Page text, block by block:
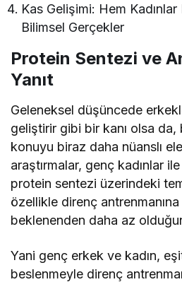
Kas Gelişimi: Hem
Bilimsel Gerçekler
Protein Sentezi ve
Yanıt
Geleneksel düşüncede
geliştirir gibi bir kanı olsa
konuyu biraz daha nüanslı ele
araştırmalar, genç kadınlar
protein sentezi üzerindeki
özellikle direnç antrenmanına
beklenenden daha az
Yani genç erkek ve kadın,
beslenmeyle direnç